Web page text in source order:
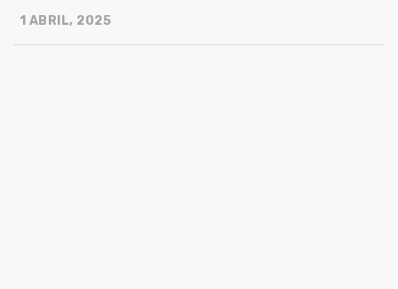
1 ABRIL, 2025